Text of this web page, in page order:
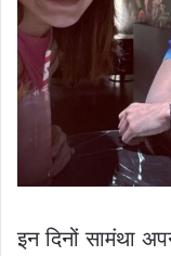
इन दिनों सामंथा